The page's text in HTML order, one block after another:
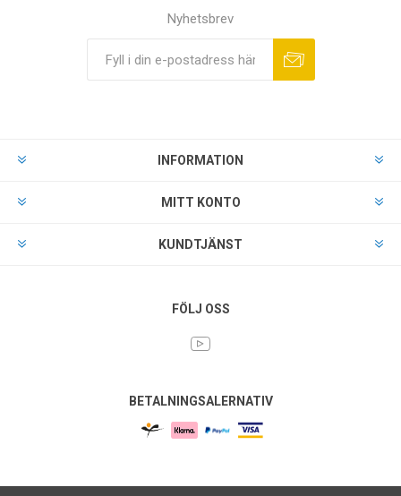
Nyhetsbrev
INFORMATION
MITT KONTO
KUNDTJÄNST
FÖLJ OSS
BETALNINGSALERNATIV